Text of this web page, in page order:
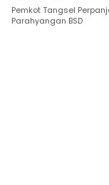
Pemkot Tangsel
Parahyangan BSD